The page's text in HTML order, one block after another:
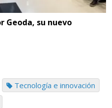
Geoda, su nuevo
Tecnología e innovación